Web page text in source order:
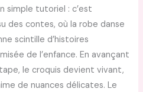
simple tutoriel : c’est
des contes, où la robe danse
scintille d’histoires
de l’enfance. En avançant
le croquis devient vivant,
de nuances délicates. Le